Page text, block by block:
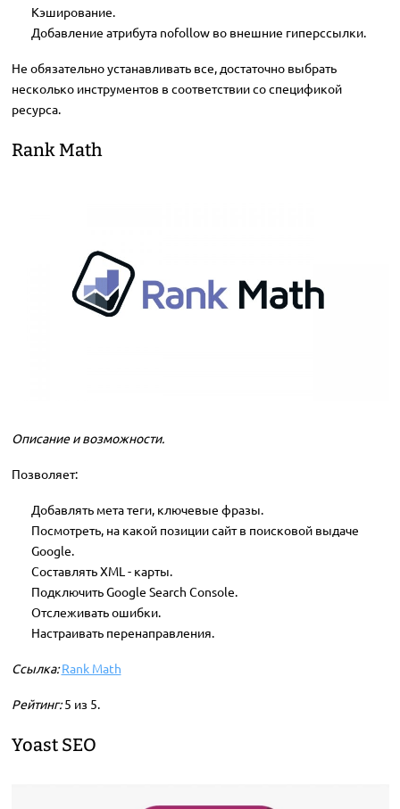
Кэширование.
Добавление атрибута nofollow во внешние гиперссылки.
Не обязательно устанавливать все, достаточно выбрать
несколько инструментов в соответствии со спецификой
ресурса.
Rank Math
Описание и возможности.
Позволяет:
Добавлять мета теги, ключевые фразы.
Посмотреть, на какой позиции сайт в поисковой выдаче
Google.
Составлять XML - карты.
Подключить Google Search Console.
Отслеживать ошибки.
Настраивать перенаправления.
Ссылка: Rank Math
Рейтинг:5 из 5.
Yoast SEO